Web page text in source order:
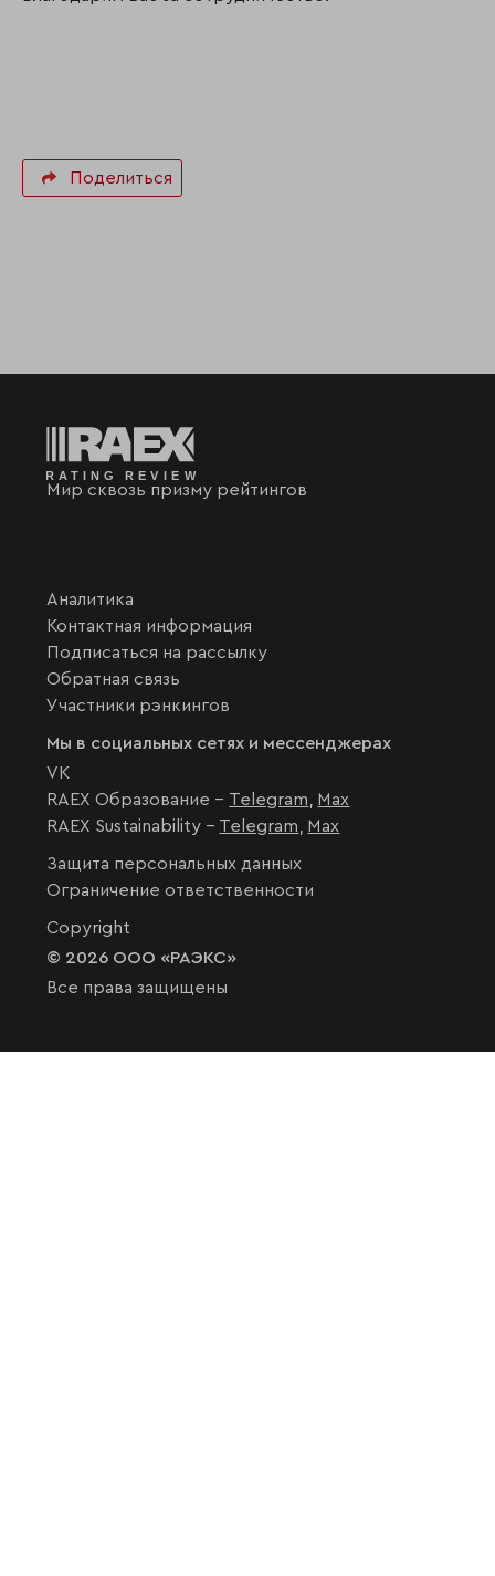
Поделиться
Мир сквозь призму рейтингов
Аналитика
Контактная информация
Подписаться на рассылку
Обратная связь
Участники рэнкингов
Мы в социальных сетях и мессенджерах
VK
RAEX Образование – Telegram
Max
RAEX Sustainability – Telegram Max
Защита персональных данных
Ограничение ответственности
Copyright
© 2026 ООО «РАЭКС»
Все права защищены